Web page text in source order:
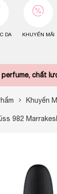
DA KHUYẾN MÃI
chất
Khuyến
982